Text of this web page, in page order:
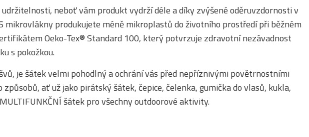
neboť vám produkt vydrží déle a díky zvýšené oděruvzdornosti v
mikrovlákny produkujete méně mikroplastů do životního prostředí při běžném
Oeko-Tex® Standard 100, který potvrzuje zdravotní nezávadnost
s pokožkou.
je šátek velmi pohodlný a ochrání vás před nepříznivými povětrnostními
ať už jako pirátský šátek, čepice, čelenka, gumička do vlasů, kukla,
šátek pro všechny outdoorové aktivity.